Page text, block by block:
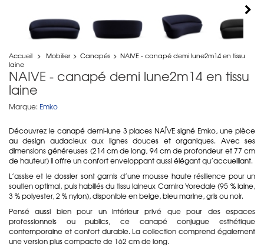
Accueil > Mobilier > Canapés > NAIVE - canapé demi lune2m14 en tissu
laine
NAIVE - canapé demi lune2m14 en tissu
laine
Marque: Emko
Découvrez le canapé demi-lune 3 places NAÏVE signéEmko, une pièce
au design audacieux aux lignes douces et organiques. Avec ses
dimensions généreuses (214 cm de long, 94 cm de profondeur et 77 cm
de hauteur) il offre un confort enveloppant aussi élégant qu’accueillant.
L’assise et le dossier sont garnis d’une mousse haute résilience pour un
soutien optimal, puis habillés du tissu laineux Camira Yoredale (95 % laine,
3 % polyester, 2 % nylon), disponible en beige, bleu marine, gris ou noir.
Pensé aussi bien pour un intérieur privé que pour des espaces
professionnels ou publics, ce canapé conjugue esthétique
contemporaine et confort durable. La collection comprend également
une version plus compacte de 162 cm de long.